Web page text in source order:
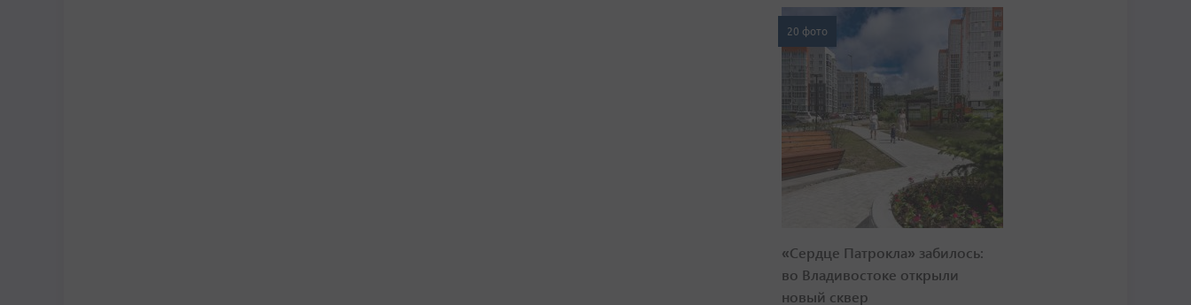
20 фото
«Сердце Патрокла» забилось:
во Владивостоке открыли
новый сквер